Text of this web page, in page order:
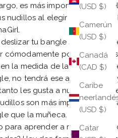
(USD $)
Camerún
(USD $)
Canadá
(CAD $)
Caribe
(USD $)
Catar
es más importante medir
nudillos al elegir la talla de
deslizar tu bangle sobre la
cómodamente por los
la medida de la muñeca al
no tendrá ese ajuste clásico
les gusta a nuestros
son más importantes
que la muñeca.
para aprender a medir la talla